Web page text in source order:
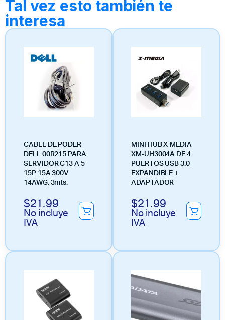
Tal vez esto también te
interesa
CABLE DE PODER
DELL 00R215 PARA
SERVIDOR C13 A 5-
15P 15A 300V
14AWG, 3mts.
$21.99
No incluye
IVA
MINI HUB X-MEDIA
XM-UH3004A DE 4
PUERTOS USB 3.0
EXPANDIBLE +
ADAPTADOR
$21.99
No incluye
IVA